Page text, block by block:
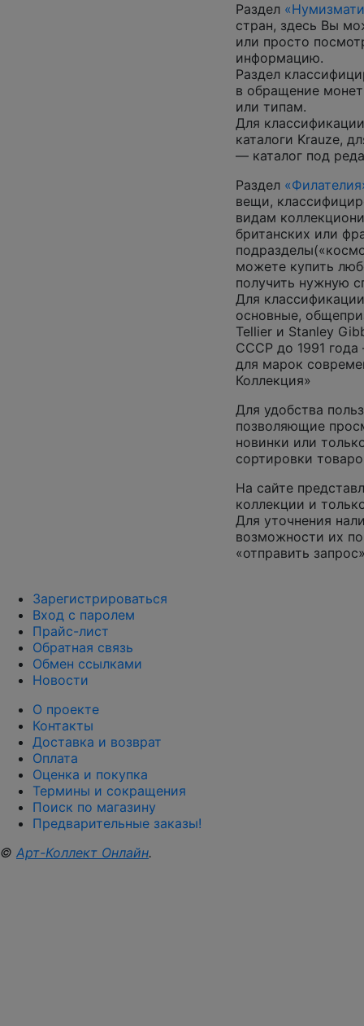
Раздел
стран, здесь Вы
или просто
информацию.
Раздел
в обращение
или типам.
Для
каталоги Krauze,
— каталог под
Раздел
вещи,
видам
британских или
можете купить
получить нужную
Для
основные,
Tellier и Stanley
СССР до 1991
для марок
Коллекция»
Для удобства
позволяющие
новинки или
сортировки
На сайте
коллекции и
Для уточнения
возможности их
«отправить
Зарегистрироваться
Вход с паролем
Прайс-лист
Обратная связь
Обмен ссылками
Новости
О проекте
Контакты
Доставка и возврат
Оплата
Оценка и покупка
Термины и сокращения
Поиск по магазину
Предварительные заказы!
© Арт-Коллект Онлайн.